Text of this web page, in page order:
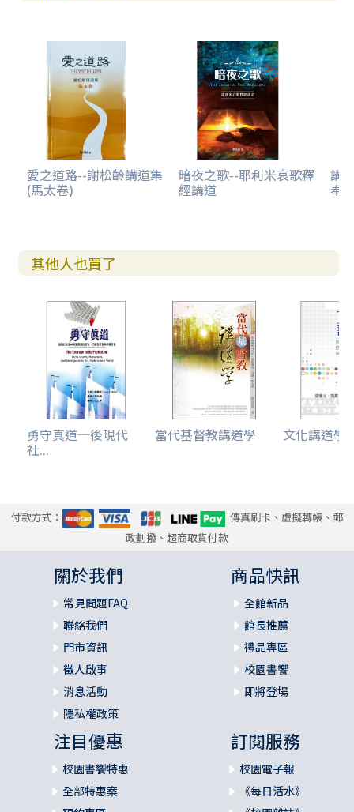
愛之道路--謝松齡講道集
(馬太卷)
暗夜之歌--耶利米哀歌釋
經講道
講
奉
其他人也買了
勇守真道─後現代
社...
當代基督教講道學 文化講道學
付款方式：
傳真刷卡、虛擬轉帳、郵
政劃撥、超商取貨付款
關於我們
常見問題FAQ
聯絡我們
門市資訊
徵人啟事
消息活動
隱私權政策
商品快訊
全館新品
館長推薦
禮品專區
校園書饗
即將登場
注目優惠
校園書饗特惠
全部特惠案
訂閱服務
校園電子報
《每日活水》